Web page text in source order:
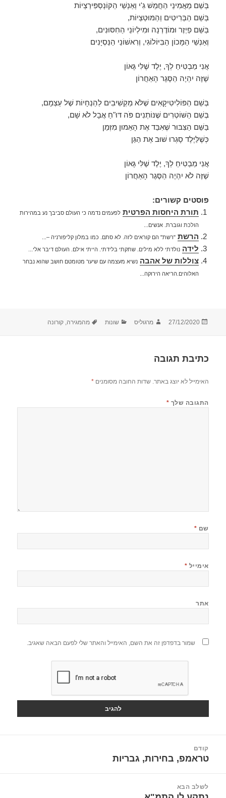
בְּשֵׁם מַאֲמִינֵי הַחֲמֵשׁ גִ'י וְאַנְשֵׁי הַקּוֹנְסְפִּירַצְיוֹת
בְּשֵׁם הַבְּרִיטִים וְהַמּוּטַצְיוֹת,
בַּשֵּׁם פַיְזֶר וּמוֹדֶרְנָה וּמִילְיוֹנֵי הַחִסּוּנִים,
וְאַנְשֵׁי הַמָּכוֹן הַבִּיּוֹלוֹגִי, וְרִאשׁוֹנֵי הַנַּסְיָנִים
אֲנִי מַבְטִיחַ לְךָ, יֶלֶד שֶׁלִּי גָּאוֹן
שֶׁזֶּה יִהְיֶה הַסֶּגֶר הָאַחֲרוֹן
בְּשֵׁם הַפּוֹלִיטִיקָאִים שֶׁלֹּא מַקְשִׁיבִים לַהַנְחָיוֹת שֶׁל עַצְמָם,
בְּשֵׁם הַשּׁוֹטְרִים שֶׁנּוֹתְנִים פֹּה דּוּ"חַ אֲבָל לֹא שָׁם,
בַּשֵּׁם הַצִּבּוּר שֶׁאִבֵּד אֶת הָאֵמוּן מִזְּמַן
כְּשֶׁלַּיֶּלֶד סָגְרוּ שׁוּב אֶת הַגַּן
אֲנִי מַבְטִיחַ לְךָ, יֶלֶד שֶׁלִּי גָּאוֹן
שֶׁזֶּה לֹא יִהְיֶה הַסֶּגֶר הָאַחֲרוֹן
פוסטים קשורים:
תורת היחסות הפרטית לפעמים נדמה כי העולם סביבך נע במהירות
הולכת וגוברת. אנשים...
הרשת "רשת" הם קוראים לזה. לא סתם. כמו במלון קליפורניה –...
לידה נולדתי ללא מילים. שתקתי בלידתי. הייתי אילם. העולם דיבר אלי...
צוללות של אהבה נשיא מעצמה עם שיער מטומטם חושב שהוא נבחר
האלוהים.הריאה הירוקה...
פורסם
27/12/2020 מחבר
מרגוליס קטגוריות
שונות תגיות
מהמגירה ,קורונה
כתיבת תגובה
האימייל לא יוצג באתר. שדות החובה מסומנים*
התגובה שלך *
שם *
אימייל *
אתר
שמור בדפדפן זה את השם, האימייל והאתר שלי לפעם הבאה שאגיב.
קודם
הפוסט
טראמפ, בחירות, גבריות
לשלב הבא